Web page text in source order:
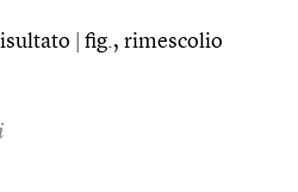
fig., rimescolio